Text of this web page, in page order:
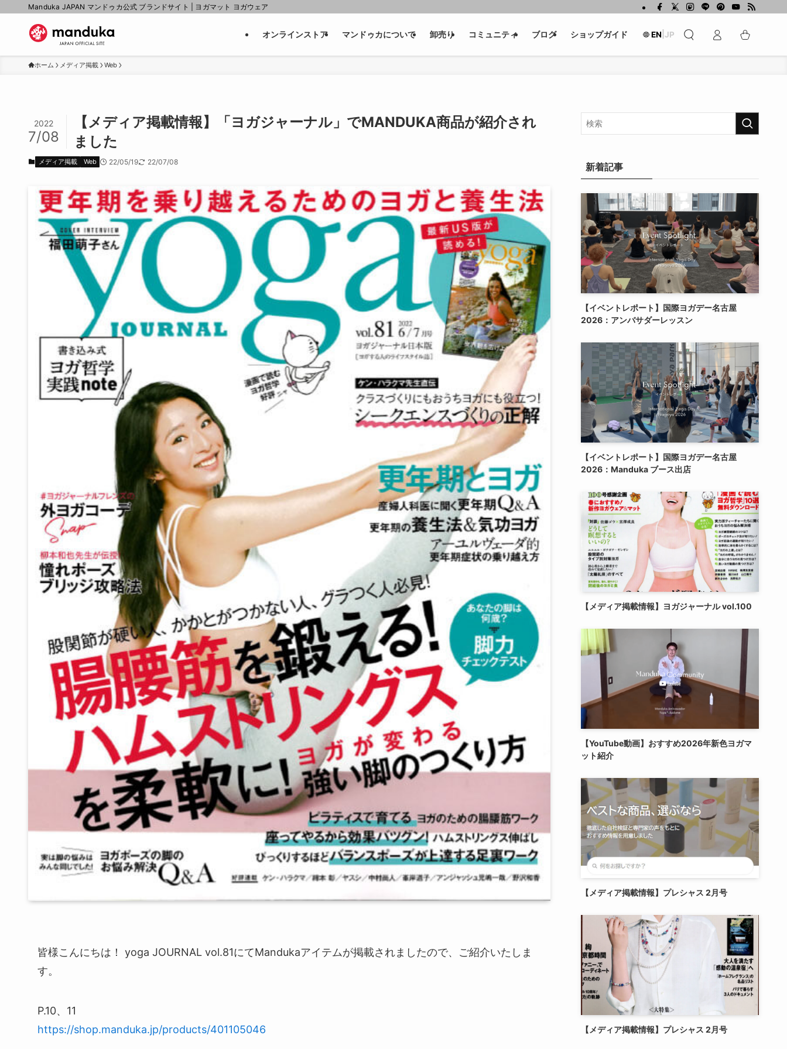
Manduka JAPAN マンドゥカ公式 ブランドサイト | ヨガマット ヨガウェア
オンラインストア マンドゥカについて 卸売り コミュニティ ブログ ショップガイド EN JP
ホーム メディア掲載 Web
【メディア掲載情報】「ヨガジャーナル」でMANDUKA商品が紹介され
ました
2022
7/08
メディア掲載 Web 22/05/19 22/07/08
皆様こんにちは！ yoga JOURNAL vol.81にてMandukaアイテムが掲載されましたので、ご紹介いたしま
す。
P.10、11
https://shop.manduka.jp/products/401105046
新着記事
【イベントレポート】国際ヨガデー名古屋
2026：アンバサダーレッスン
【イベントレポート】国際ヨガデー名古屋
2026：Manduka ブース出店
【メディア掲載情報】ヨガジャーナル vol.100
【YouTube動画】おすすめ2026年新色ヨガマ
ット紹介
【メディア掲載情報】プレシャス 2月号
【メディア掲載情報】プレシャス 2月号